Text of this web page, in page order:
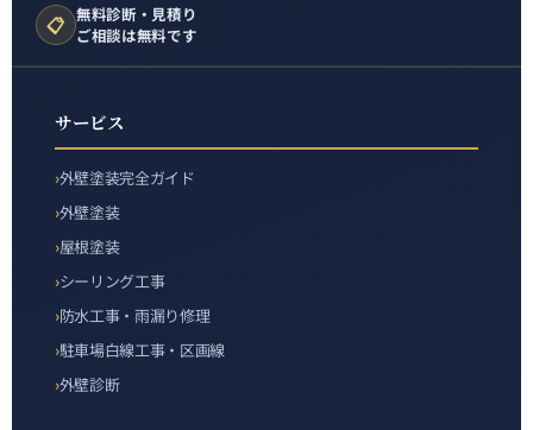
📋 無料診断・見積り
ご相談は無料です
サービス
外壁塗装完全ガイド
外壁塗装
屋根塗装
シーリング工事
防水工事・雨漏り修理
駐車場白線工事・区画線
外壁診断